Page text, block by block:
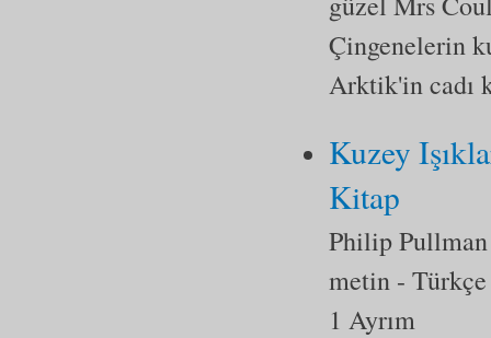
Çingenelerin
Arktik'in cadı
Kuzey
Kitap
Philip Pullman
metin - Türkçe
1 Ayrım